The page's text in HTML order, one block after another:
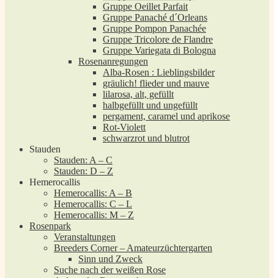
Gruppe Oeillet Parfait
Gruppe Panaché d´Orleans
Gruppe Pompon Panachée
Gruppe Tricolore de Flandre
Gruppe Variegata di Bologna
Rosenanregungen
Alba-Rosen : Lieblingsbilder
gräulich! flieder und mauve
lilarosa, alt, gefüllt
halbgefüllt und ungefüllt
pergament, caramel und aprikose
Rot-Violett
schwarzrot und blutrot
Stauden
Stauden: A – C
Stauden: D – Z
Hemerocallis
Hemerocallis: A – B
Hemerocallis: C – L
Hemerocallis: M – Z
Rosenpark
Veranstaltungen
Breeders Corner – Amateurzüchtergarten
Sinn und Zweck
Suche nach der weißen Rose